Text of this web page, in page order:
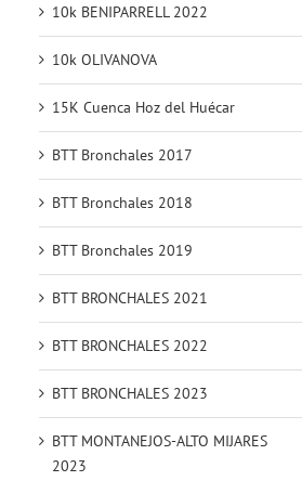
10k BENIPARRELL 2022
10k OLIVANOVA
15K Cuenca Hoz del Huécar
BTT Bronchales 2017
BTT Bronchales 2018
BTT Bronchales 2019
BTT BRONCHALES 2021
BTT BRONCHALES 2022
BTT BRONCHALES 2023
BTT MONTANEJOS-ALTO MIJARES
2023